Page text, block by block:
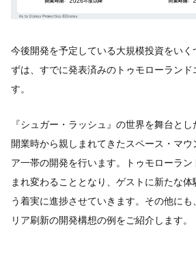
今後開発を予定している大規模投資をいく
ずは、すでに発表済みのトゥモローラン
す。
『シュガー・ラッシュ』の世界を舞台とし
開業時から親しまれてきたスペース・マウ
ア一帯の開発を行います。トゥモローラ
まれ変わることとなり、ゲストに新たな体
う着実に進捗させていきます。その他に
リア刷新の開発構想の例をご紹介します。